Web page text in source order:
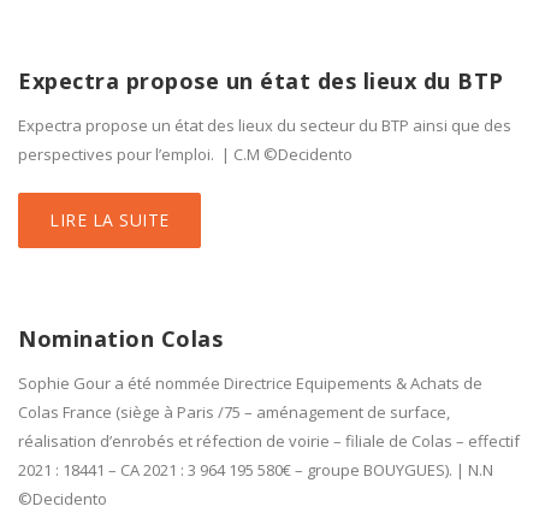
Expectra propose un état des lieux du BTP
Expectra propose un état des lieux du secteur du BTP ainsi que des
perspectives pour l’emploi. | C.M ©Decidento
LIRE LA SUITE
Nomination Colas
Sophie Gour a été nommée Directrice Equipements & Achats de
Colas France (siège à Paris /75 – aménagement de surface,
réalisation d’enrobés et réfection de voirie – filiale de Colas – effectif
2021 : 18441 – CA 2021 : 3 964 195 580€ – groupe BOUYGUES). | N.N
©Decidento